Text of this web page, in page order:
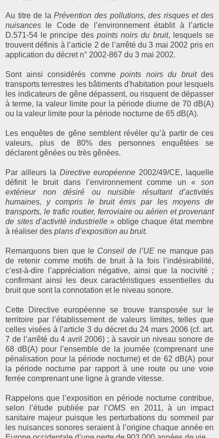
Au titre de laPrévention des pollutions, des risques et des
nuisances le Code de l’environnement établit à l’article
D.571-54 le principe des points noirs du bruit, lesquels se
trouvent définis à l’article 2 de l’arrêté du 3 mai 2002 pris en
application du décret n° 2002-867 du 3 mai 2002.
Sont ainsi considérés comme points noirs du bruitdes
transports terrestres les bâtiments d'habitation pour lesquels
les indicateurs de gêne dépassent, ou risquent de dépasser
à terme, la valeur limite pour la période diurne de 70 dB(A)
ou la valeur limite pour la période nocturne de 65 dB(A).
Les enquêtes de gêne semblent révéler qu’à partir de ces
valeurs, plus de 80% des personnes enquêtées se
déclarent gênées ou très gênées.
Par ailleurs la Directive européenne 2002/49/CE, laquelle
définit le bruit dans l’environnement comme un « son
extérieur non désiré ou nuisible résultant d’activités
humaines, y compris le bruit émis par les moyens de
transports, le trafic routier, ferroviaire ou aérien et provenant
de sites d’activité industrielle» oblige chaque état membre
à réaliser des plans d’exposition au bruit.
Remarquons bien que le Conseil de l’UE ne manque pas
de retenir comme motifs de bruit à la fois l’indésirabilité,
c’est-à-dire l’appréciation négative, ainsi que la nocivité ;
confirmant ainsi les deux caractéristiques essentielles du
bruit que sont la connotation et le niveau sonore.
Cette Directive européenne se trouve transposée sur le
territoire par l’établissement de valeurs limites, telles que
celles visées à l’article 3 du décret du 24 mars 2006 (cf. art.
7 de l’arrêté du 4 avril 2006) ; à savoir un niveau sonore de
68 dB(A) pour l’ensemble de la journée (comprenant une
pénalisation pour la période nocturne) et de 62 dB(A) pour
la période nocturne par rapport à une route ou une voie
ferrée comprenant une ligne à grande vitesse.
Rappelons que l’exposition en période nocturne contribue,
selon l’étude publiée par l’OMS en 2011, à un impact
sanitaire majeur puisque les perturbations du sommeil par
les nuisances sonores seraient à l’origine chaque année en